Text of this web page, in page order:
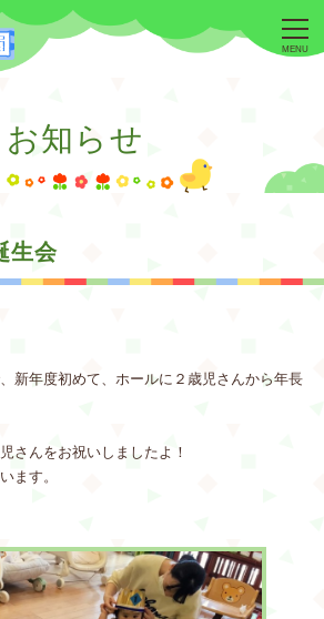
MENU
お知らせ
生会
新年度初めて、ホールに２歳児さんから年長
さんをお祝いしましたよ！
ます。